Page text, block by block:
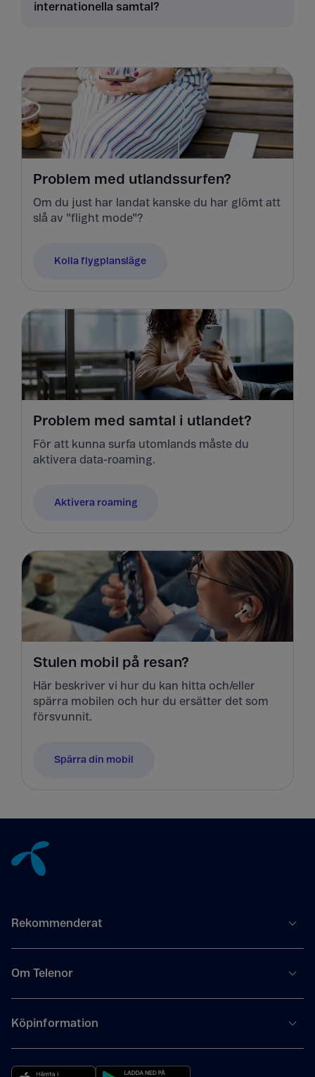
internationella samtal?
Problem med utlandssurfen?
Om du just har landat kanske du har glömt att
slå av "flight mode"?
Kolla flygplansläge
Problem med samtal i utlandet?
För att kunna surfa utomlands måste du
aktivera data-roaming.
Aktivera roaming
Stulen mobil på resan?
Här beskriver vi hur du kan hitta och/eller
spärra mobilen och hur du ersätter det som
försvunnit.
Spärra din mobil
Rekommenderat
Om Telenor
Köpinformation